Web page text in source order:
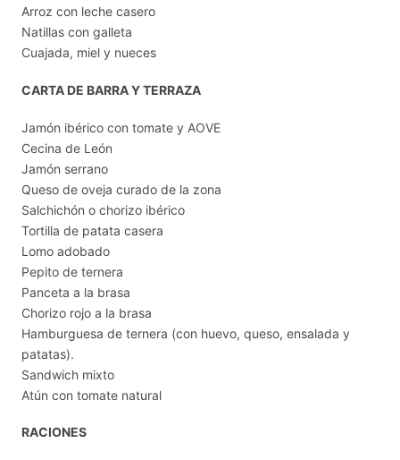
Arroz con leche casero
Natillas con galleta
Cuajada, miel y nueces
CARTA DE BARRA Y TERRAZA
Jamón ibérico con tomate y AOVE
Cecina de León
Jamón serrano
Queso de oveja curado de la zona
Salchichón o chorizo ibérico
Tortilla de patata casera
Lomo adobado
Pepito de ternera
Panceta a la brasa
Chorizo rojo a la brasa
Hamburguesa de ternera (con huevo, queso, ensalada y
patatas).
Sandwich mixto
Atún con tomate natural
RACIONES